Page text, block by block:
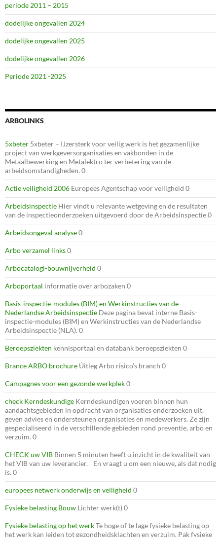
periode 2011 – 2015
dodelijke ongevallen 2024
dodelijke ongevallen 2025
dodelijke ongevallen 2026
Periode 2021 -2025
ARBOLINKS
5xbeter 5xbeter – IJzersterk voor veilig werk is het gezamenlijke
project van werkgeversorganisaties en vakbonden in de
Metaalbewerking en Metalektro ter verbetering van de
arbeidsomstandigheden. 0
Actie veiligheid 2006 Europees Agentschap voor veiligheid 0
Arbeidsinspectie Hier vindt u relevante wetgeving en de resultaten
van de inspectieonderzoeken uitgevoerd door de Arbeidsinspectie 0
Arbeidsongeval analyse0
Arbo verzamel links0
Arbocatalogi-bouwnijverheid 0
Arboportaal informatie over arbozaken 0
Basis-inspectie-modules (BIM) en Werkinstructies van de
Nederlandse Arbeidsinspectie Deze pagina bevat interne Basis-
inspectie-modules (BIM) en Werkinstructies van de Nederlandse
Arbeidsinspectie (NLA). 0
Beroepsziekten kennisportaal en databank beroepsziekten 0
Brance ARBO brochure Úitleg Arbo risico’s branch 0
Campagnes voor een gezonde werkplek0
check Kerndeskundige Kerndeskundigen voeren binnen hun
aandachtsgebieden in opdracht van organisaties onderzoeken uit,
geven advies en ondersteunen organisaties en medewerkers. Ze zijn
gespecialiseerd in de verschillende gebieden rond preventie, arbo en
verzuim. 0
CHECK uw VIB Binnen 5 minuten heeft u inzicht in de kwaliteit van
het VIB van uw leverancier. En vraagt u om een nieuwe, als dat nodig
is. 0
europees netwerk onderwijs en veiligheid 0
Fysieke belasting Bouw Lichter werk(t) 0
Fysieke belasting op het werkTe hoge of te lage fysieke belasting op
het werk kan leiden tot gezondheidsklachten en verzuim. Pak fysieke